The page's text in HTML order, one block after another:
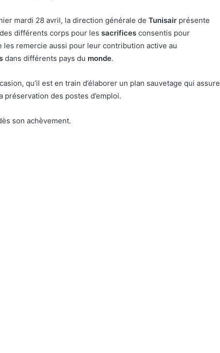
mardi 28 avril, la direction générale de Tunisair présente
différents corps pour les sacrifices consentis pour
les remercie aussi pour leur contribution active au
dans différents pays du monde.
qu’il est en train d’élaborer un plan sauvetage qui assure
des postes d’emploi.
son achèvement.